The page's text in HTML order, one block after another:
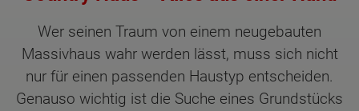
Wer seinen Traum von einem neugebauten
Massivhaus wahr werden lässt, muss sich nicht
nur für einen passenden Haustyp entscheiden.
Genauso wichtig ist die Suche eines Grundstücks